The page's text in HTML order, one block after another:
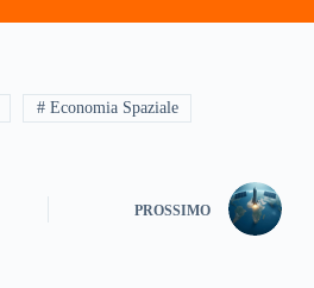
# Economia Spaziale
PROSSIMO